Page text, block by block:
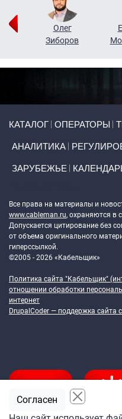
Олег
Зиборов
КАТАЛОГ ОПЕРАТОРЫ
АНАЛИТИКА
ЗАРУБЕЖЬЕ
Все права на материалы и
www.cableman.ru, охраняются в
Допускается цитирование без
от объема оригинального
гиперссылкой.
©2005 - 2026 «Кабельщик»
Политика сайта "Кабельщик"
отношении обработки
интернет
DrupalCoder — поддержка сайта
Согласен